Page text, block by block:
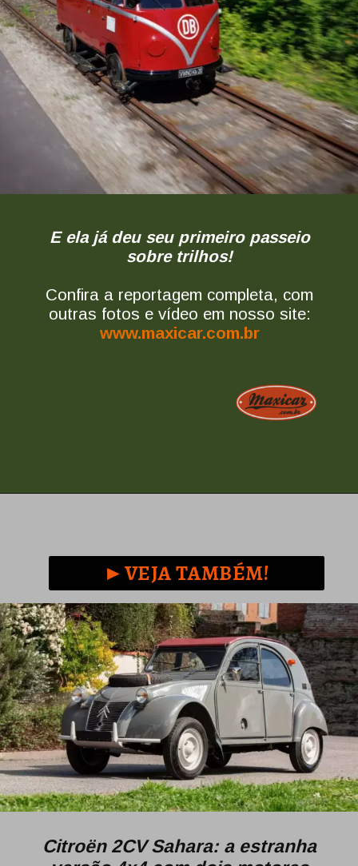
E ela já deu seu primeiro passeio
sobre trilhos!
Confira a reportagem completa, com
outras fotos e vídeo em nosso site:
www.maxicar.com.br
Citroën 2CV Sahara: a estranha
►VEJA TAMBÉM!